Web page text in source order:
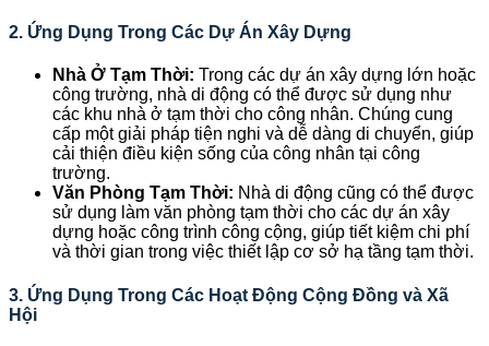
2. Ứng Dụng Trong Các Dự Án Xây Dựng
Nhà Ở Tạm Thời: Trong các dự án xây dựng lớn hoặc
công trường, nhà di động có thể được sử dụng như
các khu nhà ở tạm thời cho công nhân. Chúng cung
cấp một giải pháp tiện nghi và dễ dàng di chuyển, giúp
cải thiện điều kiện sống của công nhân tại công
trường.
Văn Phòng Tạm Thời: Nhà di động cũng có thể được
sử dụng làm văn phòng tạm thời cho các dự án xây
dựng hoặc công trình công cộng, giúp tiết kiệm chi phí
và thời gian trong việc thiết lập cơ sở hạ tầng tạm thời.
3. Ứng Dụng Trong Các Hoạt Động Cộng Đồng và Xã
Hội